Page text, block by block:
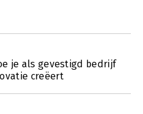
je als gevestigd bedrijf
creëert